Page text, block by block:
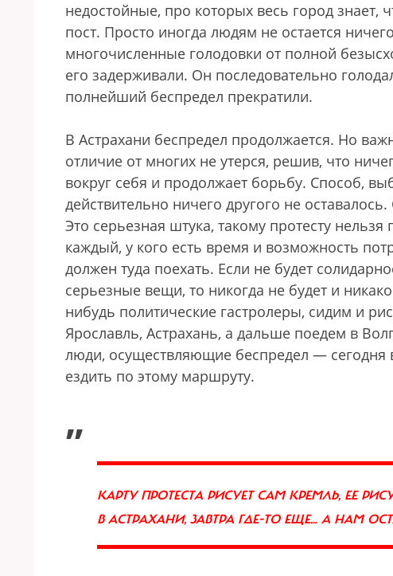
недостойные, про которых весь город
пост. Просто иногда людям не остается
многочисленные голодовки от полной
его задерживали. Он последовательно
полнейший беспредел прекратили.
В Астрахани беспредел продолжается. Но
отличие от многих не утерся, решив, что
вокруг себя и продолжает борьбу. Способ,
действительно ничего другого не
Это серьезная штука, такому протесту
каждый, у кого есть время и возможность
должен туда поехать. Если не будет
серьезные вещи, то никогда не будет и
нибудь политические гастролеры, сидим и
Ярославль, Астрахань, а дальше поедем в
люди, осуществляющие беспредел — сегодня
ездить по этому маршруту.
„
КАРТУ ПРОТЕСТА РИСУЕТ САМ КРЕМЛЬ, ЕЕ
В АСТРАХАНИ, ЗАВТРА ГДЕ-ТО ЕЩЕ… А НАМ